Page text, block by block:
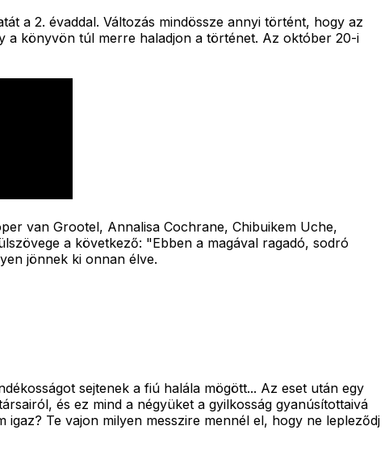
a 2. évaddal. Változás mindössze annyi történt, hogy az
a könyvön túl merre haladjon a történet. Az október 20-i
van Grootel, Annalisa Cochrane, Chibuikem Uche,
a következő: "Ebben a magával ragadó, sodró
jönnek ki onnan élve.
sejtenek a fiú halála mögött... Az eset után egy
és ez mind a négyüket a gyilkosság gyanúsítottaivá
Te vajon milyen messzire mennél el, hogy ne lepleződj